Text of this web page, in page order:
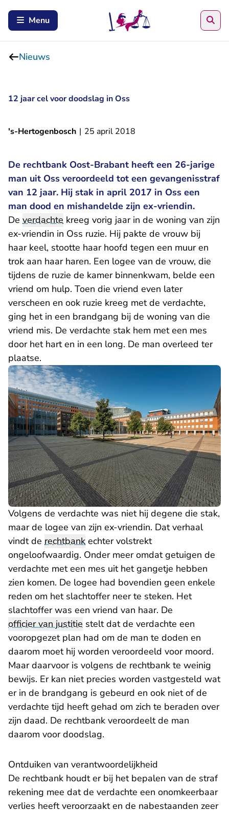
Menu
Nieuws
12 jaar cel voor doodslag in Oss
's-Hertogenbosch | 25 april 2018
De rechtbank Oost-Brabant heeft een 26-jarige
man uit Oss veroordeeld tot een gevangenisstraf
van 12 jaar. Hij stak in april 2017 in Oss een
man dood en mishandelde zijn ex-vriendin.
De verdachte kreeg vorig jaar in de woning van zijn
ex-vriendin in Oss ruzie. Hij pakte de vrouw bij
haar keel, stootte haar hoofd tegen een muur en
trok aan haar haren. Een logee van de vrouw, die
tijdens de ruzie de kamer binnenkwam, belde een
vriend om hulp. Toen die vriend even later
verscheen en ook ruzie kreeg met de verdachte,
ging het in een brandgang bij de woning van die
vriend mis. De verdachte stak hem met een mes
door het hart en in een long. De man overleed ter
plaatse.
Volgens de verdachte was niet hij degene die stak,
maar de logee van zijn ex-vriendin. Dat verhaal
vindt de rechtbank echter volstrekt
ongeloofwaardig. Onder meer omdat getuigen de
verdachte met een mes uit het gangetje hebben
zien komen. De logee had bovendien geen enkele
reden om het slachtoffer neer te steken. Het
slachtoffer was een vriend van haar. De
officier van justitie stelt dat de verdachte een
vooropgezet plan had om de man te doden en
daarom moet hij worden veroordeeld voor moord.
Maar daarvoor is volgens de rechtbank te weinig
bewijs. Er kan niet precies worden vastgesteld wat
er in de brandgang is gebeurd en ook niet of de
verdachte tijd heeft gehad om zich te beraden over
zijn daad. De rechtbank veroordeelt de man
daarom voor doodslag.
Ontduiken van verantwoordelijkheid
De rechtbank houdt er bij het bepalen van de straf
rekening mee dat de verdachte een onomkeerbaar
verlies heeft veroorzaakt en de nabestaanden zeer